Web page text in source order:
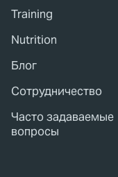
Training
Nutrition
Блог
Сотрудничество
Часто задаваемые
вопросы